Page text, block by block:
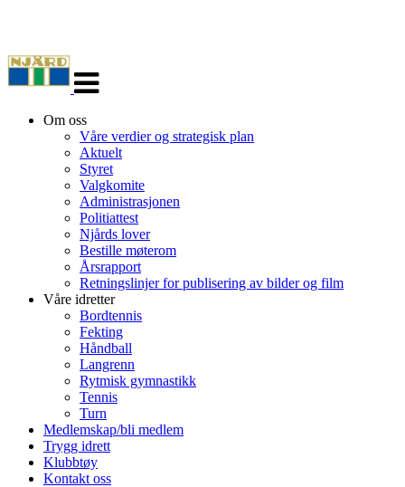
navigasjon
Om oss
Våre verdier og strategisk plan
Aktuelt
Styret
Valgkomite
Administrasjonen
Politiattest
Njårds lover
Bestille møterom
Årsrapport
Retningslinjer for publisering av bilder og film
Våre idretter
Bordtennis
Fekting
Håndball
Langrenn
Rytmisk gymnastikk
Tennis
Turn
Medlemskap/bli medlem
Trygg idrett
Klubbtøy
Kontakt oss